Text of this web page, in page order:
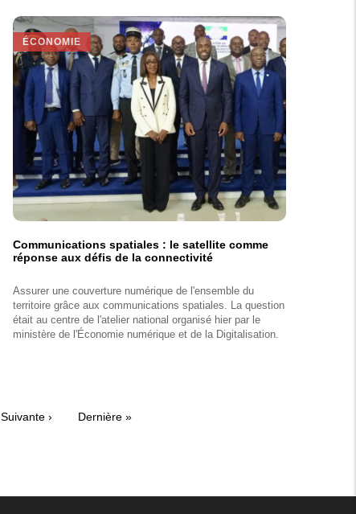
ÉCONOMIE
Communications spatiales : le satellite comme
réponse aux défis de la connectivité
Assurer une couverture numérique de l'ensemble du
territoire grâce aux communications spatiales. La question
était au centre de l'atelier national organisé hier par le
ministère de l'Économie numérique et de la Digitalisation.
Page
Suivante ›
Dernière
Dernière »